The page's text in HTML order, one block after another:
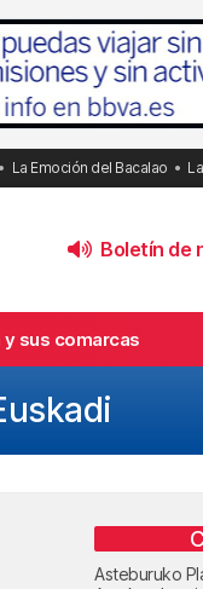
La Emoción del Bacalao
Boletín de
y sus comarcas
Asteburuko